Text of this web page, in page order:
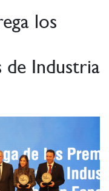
los
de Industria